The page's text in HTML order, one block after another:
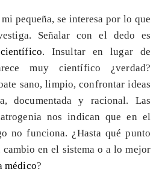
pequeña, se interesa por lo que
Señalar con el dedo es
. Insultar en lugar de
muy científico ¿verdad?
sano, limpio, confrontar ideas
documentada y racional. Las
nos indican que en el
no funciona. ¿Hasta qué punto
cambio en el sistema o a lo mejor
médico?